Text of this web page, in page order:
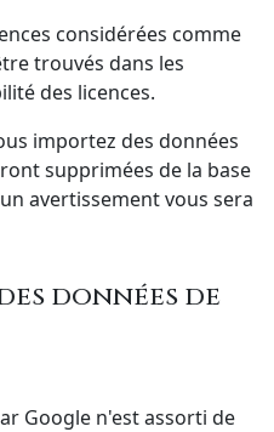
considérées comme
trouvés dans les
des licences.
importez des données
supprimées de la base
avertissement vous sera
données de
Google n'est assorti de